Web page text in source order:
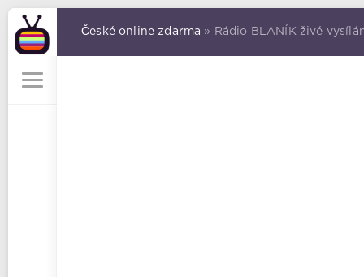
České online zdarma » Rádio BLANÍK živé